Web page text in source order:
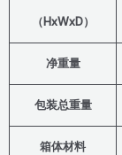
（HxWxD）
净重量
包装总重量
箱体材料